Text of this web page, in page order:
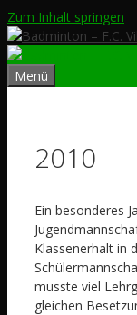
Zum Inhalt springen
Menü
2010
Ein besonderes
Klassenerhalt in
musste viel
gleichen